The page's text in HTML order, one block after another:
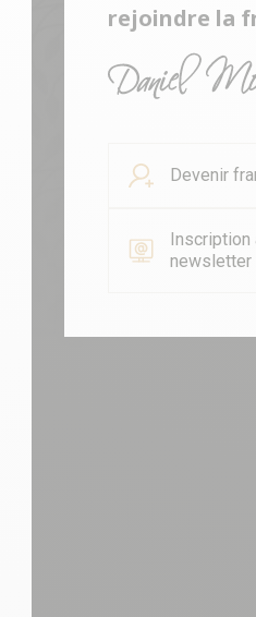
rejoindre la
Devenir
Inscription
newsletter